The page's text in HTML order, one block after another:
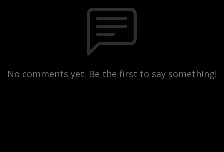
No comments yet. Be the first to say something!